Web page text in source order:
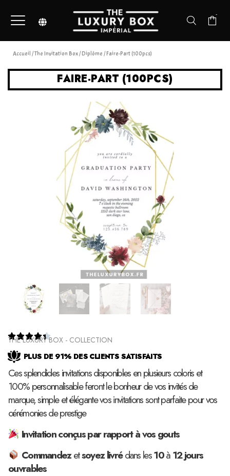
-
Accueil /The Invitation Box/Diplôme / Faire-Part (100pcs)
FAIRE-PART (100PCS)

THE LUXURY BOX - COLLECTION
PLUS DE 91% DES CLIENTS SATISFAITS
Ces splendides invitations disponibles en plusieurs coloris et
100% personnalisable feront le bonheur de vos invités de
marque, simple et élégante vos invitations sont parfaite pour vos
cérémonies de prestige
Invitation conçus par rapport à vos gouts
Commandezetsoyez livrédans les10à12jours
ouvrables